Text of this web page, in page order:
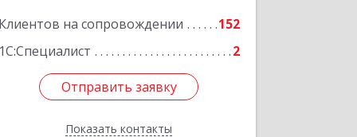
Клиентов на сопровождении
152
1С:Специалист
2
Отправить заявку
Показать контакты
Подробнее
Отправить заявку
Назад